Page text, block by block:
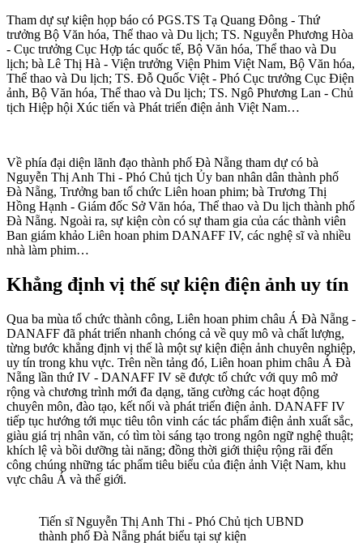
Tham dự sự kiện họp báo có PGS.TS Tạ Quang Đông - Thứ
trưởng Bộ Văn hóa, Thể thao và Du lịch; TS. Nguyễn Phương Hòa
- Cục trưởng Cục Hợp tác quốc tế, Bộ Văn hóa, Thể thao và Du
lịch; bà Lê Thị Hà - Viện trưởng Viện Phim Việt Nam, Bộ Văn hóa,
Thể thao và Du lịch; TS. Đỗ Quốc Việt - Phó Cục trưởng Cục Điện
ảnh, Bộ Văn hóa, Thể thao và Du lịch; TS. Ngô Phương Lan - Chủ
tịch Hiệp hội Xúc tiến và Phát triển điện ảnh Việt Nam…
Về phía đại diện lãnh đạo thành phố Đà Nẵng tham dự có bà
Nguyễn Thị Anh Thi - Phó Chủ tịch Ủy ban nhân dân thành phố
Đà Nẵng, Trưởng ban tổ chức Liên hoan phim; bà Trương Thị
Hồng Hạnh - Giám đốc Sở Văn hóa, Thể thao và Du lịch thành phố
Đà Nẵng. Ngoài ra, sự kiện còn có sự tham gia của các thành viên
Ban giám khảo Liên hoan phim DANAFF IV, các nghệ sĩ và nhiều
nhà làm phim…
Khẳng định vị thế sự kiện điện ảnh uy tín
Qua ba mùa tổ chức thành công, Liên hoan phim châu Á Đà Nẵng -
DANAFF đã phát triển nhanh chóng cả về quy mô và chất lượng,
từng bước khẳng định vị thế là một sự kiện điện ảnh chuyên nghiệp,
uy tín trong khu vực. Trên nền tảng đó, Liên hoan phim châu Á Đà
Nẵng lần thứ IV - DANAFF IV sẽ được tổ chức với quy mô mở
rộng và chương trình mới đa dạng, tăng cường các hoạt động
chuyên môn, đào tạo, kết nối và phát triển điện ảnh. DANAFF IV
tiếp tục hướng tới mục tiêu tôn vinh các tác phẩm điện ảnh xuất sắc,
giàu giá trị nhân văn, có tìm tòi sáng tạo trong ngôn ngữ nghệ thuật;
khích lệ và bồi dưỡng tài năng; đồng thời giới thiệu rộng rãi đến
công chúng những tác phẩm tiêu biểu của điện ảnh Việt Nam, khu
vực châu Á và thế giới.
Tiến sĩ Nguyễn Thị Anh Thi - Phó Chủ tịch UBND
thành phố Đà Nẵng phát biểu tại sự kiện